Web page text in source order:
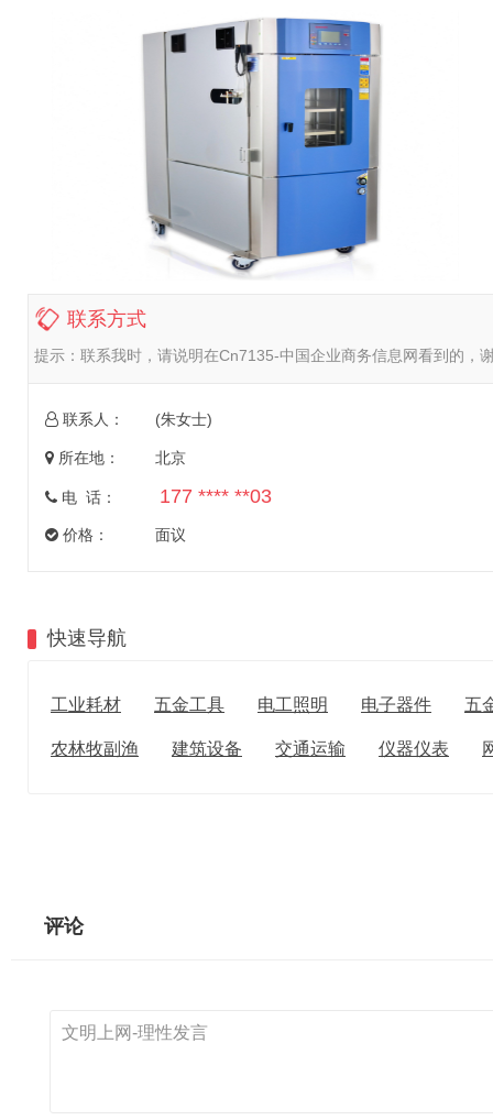
联系方式
提示： 联系我时，请说明在Cn7135-中国企业商务信息网看到的，
联系人： (朱女士)
所在地： 北京
电 话： 177 **** **03
价格： 面议
快速导航
工业耗材 五金工具 电工照明 电子器件 五
农林牧副渔 建筑设备 交通运输 仪器仪表
评论